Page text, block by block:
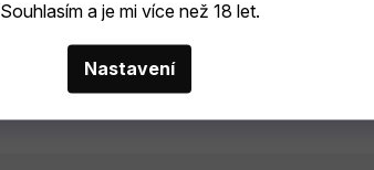
Souhlasím a je mi více než 18 let.
Nastavení